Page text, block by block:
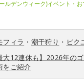
ルデンウィーク)イベント・
フィラ ・ 潮干狩り ・ ピク
大12連休も】2026年の
をご紹介